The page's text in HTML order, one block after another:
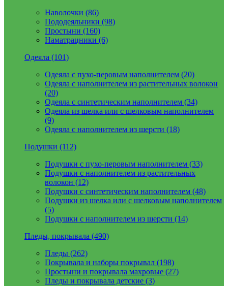
Наволочки (86)
Пододеяльники (98)
Простыни (160)
Наматрацники (6)
Одеяла (101)
Одеяла с пухо-перовым наполнителем (20)
Одеяла с наполнителем из растительных волокон
(20)
Одеяла с синтетическим наполнителем (34)
Одеяла из шелка или с шелковым наполнителем
(9)
Одеяла с наполнителем из шерсти (18)
Подушки (112)
Подушки с пухо-перовым наполнителем (33)
Подушки с наполнителем из растительных
волокон (12)
Подушки с синтетическим наполнителем (48)
Подушки из шелка или с шелковым наполнителем
(5)
Подушки с наполнителем из шерсти (14)
Пледы, покрывала (490)
Пледы (262)
Покрывала и наборы покрывал (198)
Простыни и покрывала махровые (27)
Пледы и покрывала детские (3)